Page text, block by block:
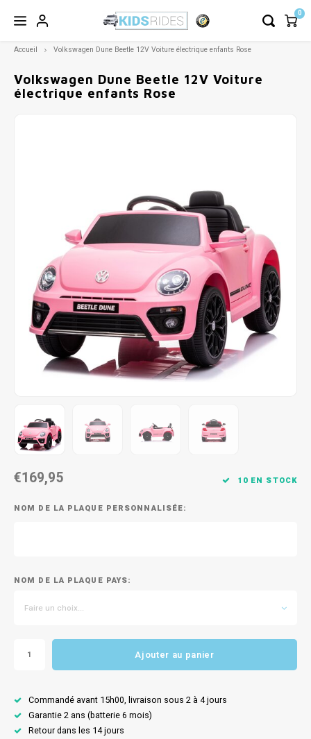
0
Accueil Volkswagen Dune Beetle 12V Voiture électrique enfants Rose
Volkswagen Dune Beetle 12V Voiture
électrique enfants Rose
€169,95 10 EN STOCK
NOM DE LA PLAQUE PERSONNALISÉE:
NOM DE LA PLAQUE PAYS:
Faire un choix...
Ajouter au panier
Commandé avant 15h00, livraison sous 2 à 4 jours
Garantie 2 ans (batterie 6 mois)
Retour dans les 14 jours